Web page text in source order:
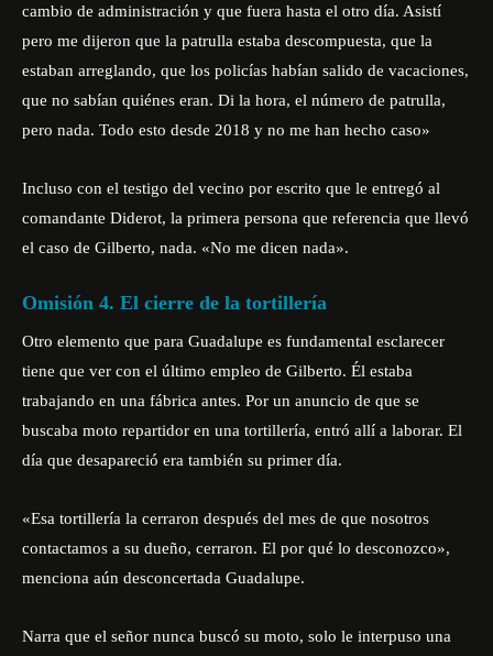
cambio de administración y que fuera hasta el otro día. Asistí
pero me dijeron que la patrulla estaba descompuesta, que la
estaban arreglando, que los policías habían salido de vacaciones,
que no sabían quiénes eran. Di la hora, el número de patrulla,
pero nada. Todo esto desde 2018 y no me han hecho caso»
Incluso con el testigo del vecino por escrito que le entregó al
comandante Diderot, la primera persona que referencia que llevó
el caso de Gilberto, nada. «No me dicen nada».
Omisión 4. El cierre de la tortillería
Otro elemento que para Guadalupe es fundamental esclarecer
tiene que ver con el último empleo de Gilberto. Él estaba
trabajando en una fábrica antes. Por un anuncio de que se
buscaba moto repartidor en una tortillería, entró allí a laborar. El
día que desapareció era también su primer día.
«Esa tortillería la cerraron después del mes de que nosotros
contactamos a su dueño, cerraron. El por qué lo desconozco»,
menciona aún desconcertada Guadalupe.
Narra que el señor nunca buscó su moto, solo le interpuso una